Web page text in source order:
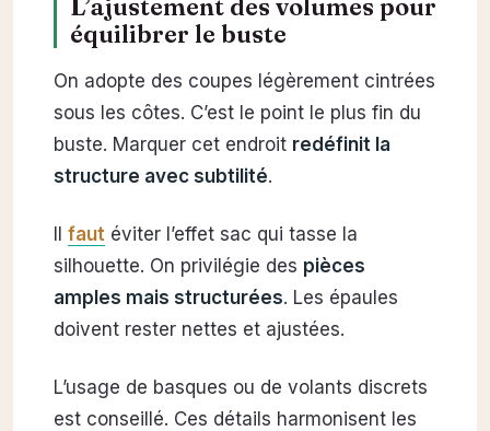
L’ajustement des volumes pour
équilibrer le buste
On adopte des coupes légèrement cintrées
sous les côtes. C’est le point le plus fin du
buste. Marquer cet endroit redéfinit la
structure avec subtilité.
Il faut éviter l’effet sac qui tasse la
silhouette. On privilégie des pièces
amples mais structurées. Les épaules
doivent rester nettes et ajustées.
L’usage de basques ou de volants discrets
est conseillé. Ces détails harmonisent les